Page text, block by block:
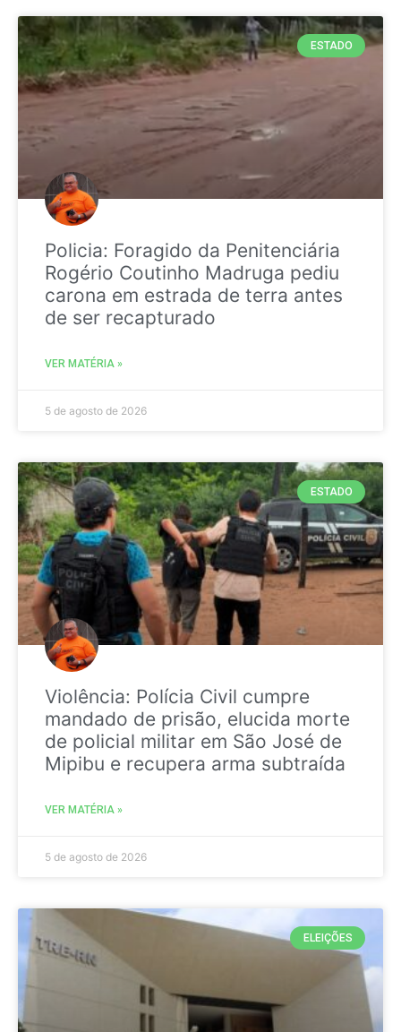
ESTADO
Policia: Foragido da Penitenciária
Rogério Coutinho Madruga pediu
carona em estrada de terra antes
de ser recapturado
VER MATÉRIA »
5 de agosto de 2026
ESTADO
Violência: Polícia Civil cumpre
mandado de prisão, elucida morte
de policial militar em São José de
Mipibu e recupera arma subtraída
VER MATÉRIA »
5 de agosto de 2026
ELEIÇÕES